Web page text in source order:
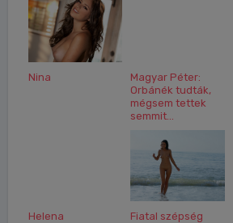
Nina
Magyar Péter:
Orbánék tudták,
mégsem tettek
semmit...
Helena Fiatal szépség